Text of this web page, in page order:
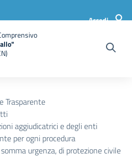
Accedi
Trasparente
aggiudicatrici e degli enti
per ogni procedura
urgenza, di protezione civile